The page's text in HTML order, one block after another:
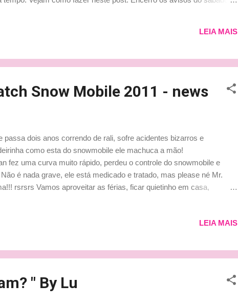
LEIA MAIS
Snow Mobile 2011 - news
passa dois anos correndo de rali, sofre acidentes bizarros e
como esta do snowmobile ele machuca a mão!
fez uma curva muito rápido, perdeu o controle do snowmobile e
é nada grave, ele está medicado e tratado, mas please né Mr.
rsrsrs Vamos aproveitar as férias, ficar quietinho em casa,
via tweet. Fonte: Sport10.at / Dica e tradução das informaçõesLEIA MAIS
" By Lu